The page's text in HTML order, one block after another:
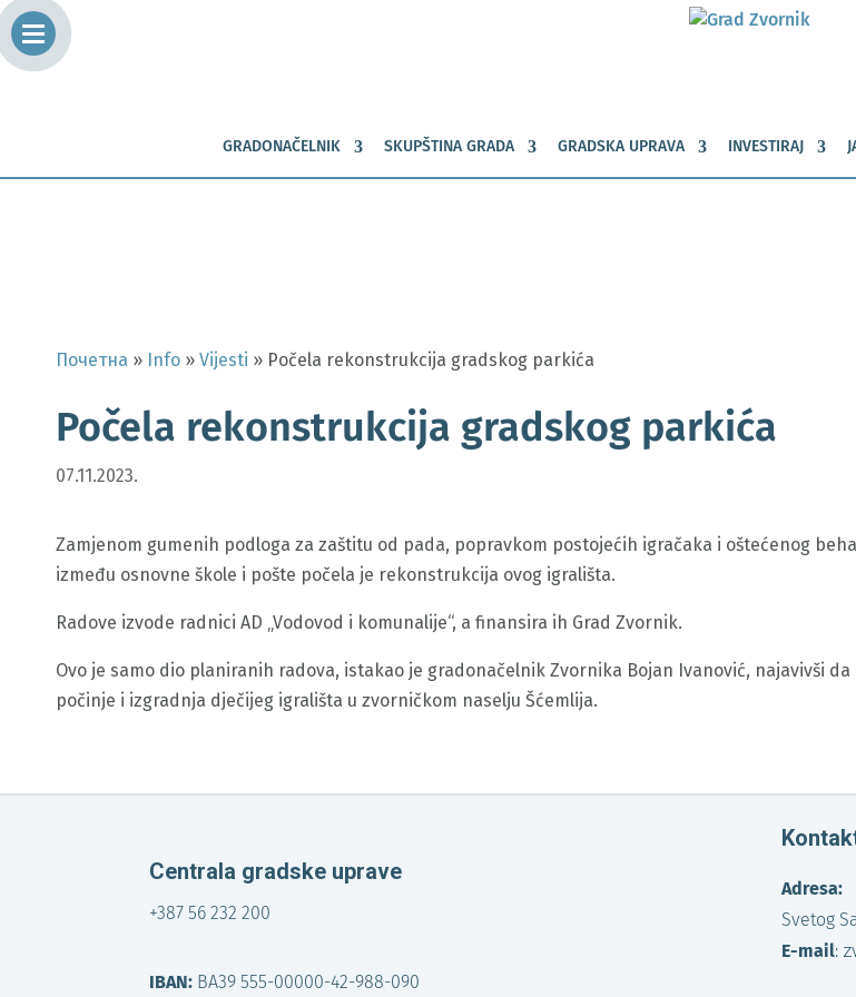
GRADONAČELNIK SKUPŠTINA GRADA GRADSKA UPRAVA INVESTIRAJ
Почетна » Info » Vijesti » Počela rekonstrukcija gradskog parkića
Počela rekonstrukcija gradskog parkića
07.11.2023.
Zamjenom gumenih podloga za zaštitu od pada, popravkom postojećih igračaka i oštećenog
između osnovne škole i pošte počela je rekonstrukcija ovog igrališta.
Radove izvode radnici AD „Vodovod i komunalije“, a finansira ih Grad Zvornik.
Ovo je samo dio planiranih radova, istakao je gradonačelnik Zvornika Bojan Ivanović, najavivši da
počinje i izgradnja dječijeg igrališta u zvorničkom naselju Šćemlija.
Centrala gradske uprave
+387 56 232 200
IBAN: BA39 555-00000-42-988-090
Adresa:
Svetog
E-mail: